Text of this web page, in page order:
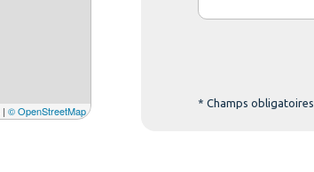
| © OpenStreetMap
* Champs obligatoires